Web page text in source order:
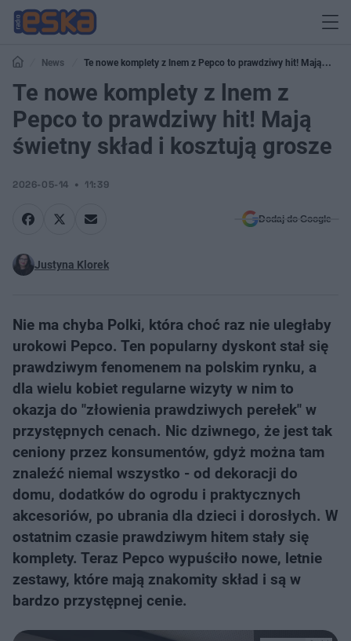
News
Te nowe komplety z lnem z Pepco to prawdziwy hit! Mają
świetny skład i kosztują grosze
Te nowe komplety z lnem z
Pepco to prawdziwy hit! Mają
świetny skład i kosztują grosze
2026-05-14 11:39
Dodaj do Google
Justyna Klorek
Nie ma chyba Polki, która choć raz nie uległaby
urokowi Pepco. Ten popularny dyskont stał się
prawdziwym fenomenem na polskim rynku, a
dla wielu kobiet regularne wizyty w nim to
okazja do "złowienia prawdziwych perełek" w
przystępnych cenach. Nic dziwnego, że jest tak
ceniony przez konsumentów, gdyż można tam
znaleźć niemal wszystko - od dekoracji do
domu, dodatków do ogrodu i praktycznych
akcesoriów, po ubrania dla dzieci i dorosłych. W
ostatnim czasie prawdziwym hitem stały się
komplety. Teraz Pepco wypuściło nowe, letnie
zestawy, które mają znakomity skład i są w
bardzo przystępnej cenie.